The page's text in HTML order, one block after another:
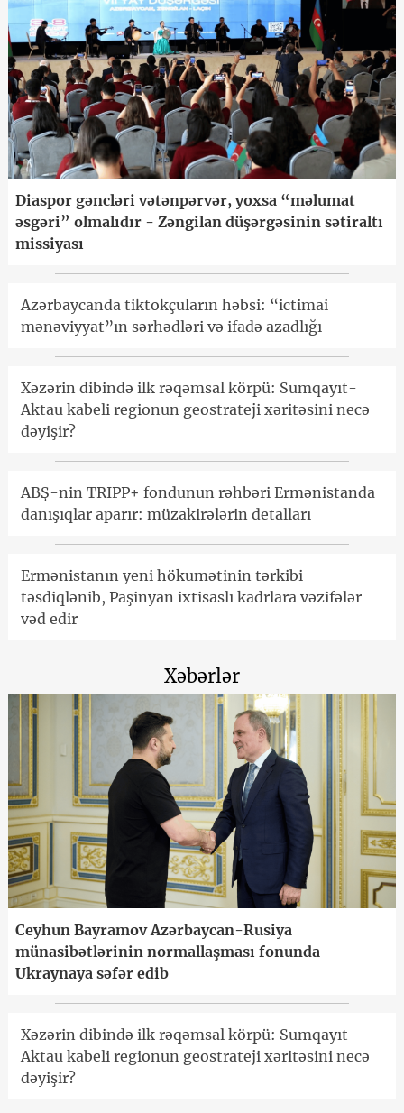
Diaspor gəncləri vətənpərvər, yoxsa “məlumat
əsgəri” olmalıdır - Zəngilan düşərgəsinin sətiraltı
missiyası
Azərbaycanda tiktokçuların həbsi: “ictimai
mənəviyyat”ın sərhədləri və ifadə azadlığı
Xəzərin dibində ilk rəqəmsal körpü: Sumqayıt-
Aktau kabeli regionun geostrateji xəritəsini necə
dəyişir?
ABŞ-nin TRIPP+ fondunun rəhbəri Ermənistanda
danışıqlar aparır: müzakirələrin detalları
Ermənistanın yeni hökumətinin tərkibi
təsdiqlənib, Paşinyan ixtisaslı kadrlara vəzifələr
vəd edir
Xəbərlər
Ceyhun Bayramov Azərbaycan-Rusiya
münasibətlərinin normallaşması fonunda
Ukraynaya səfər edib
Xəzərin dibində ilk rəqəmsal körpü: Sumqayıt-
Aktau kabeli regionun geostrateji xəritəsini necə
dəyişir?